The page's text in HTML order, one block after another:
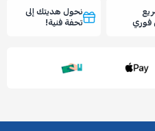
نحول هديتك إلى
تحفة فنية!